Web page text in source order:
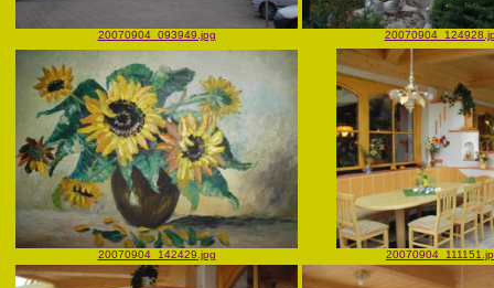
20070904_093949.jpg
20070904_142429.jpg